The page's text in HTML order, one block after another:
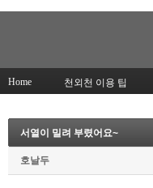
Home 천외천 이용 팁
서열이 밀려 부렸어요~
호날두